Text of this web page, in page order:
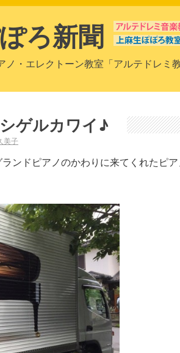
ろ新聞
ノ・エレクトーン教室「アルテドレミ
ゲルカワイ♪
美子
ンドピアノのかわりに来てくれたピ